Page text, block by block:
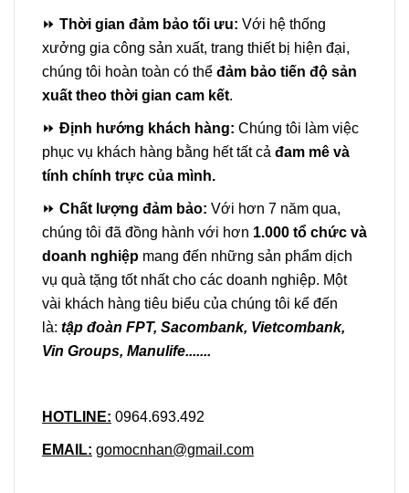
⏩ Thời gian đảm bảo tối ưu: Với hệ thống
xưởng gia công sản xuất, trang thiết bị hiện đại,
chúng tôi hoàn toàn có thể đảm bảo tiến độ sản
xuất theo thời gian cam kết.
⏩ Định hướng khách hàng: Chúng tôi làm việc
phục vụ khách hàng bằng hết tất cả đam mê và
tính chính trực của mình.
⏩ Chất lượng đảm bảo: Với hơn 7 năm qua,
chúng tôi đã đồng hành với hơn 1.000 tổ chức và
doanh nghiệp mang đến những sản phẩm dịch
vụ quà tặng tốt nhất cho các doanh nghiệp. Một
vài khách hàng tiêu biểu của chúng tôi kể đến
là: tập đoàn FPT, Sacombank, Vietcombank,
Vin Groups, Manulife.......
HOTLINE: 0964.693.492
EMAIL: gomocnhan@gmail.com